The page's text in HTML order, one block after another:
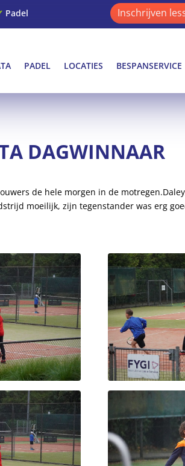
Padel Inschrijven
PADEL LOCATIES BESPANSERVICE
DAGWINNAAR
de hele morgen in de
moeilijk, zijn tegenstander was erg